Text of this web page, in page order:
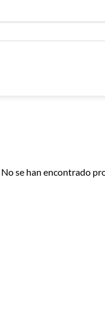
No se han encontrado